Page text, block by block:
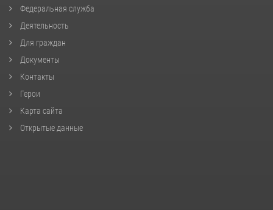
Федеральная служба
Деятельность
Для граждан
Документы
Контакты
Герои
Карта сайта
Открытые данные